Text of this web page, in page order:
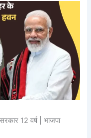
12 वर्ष | भाजपा